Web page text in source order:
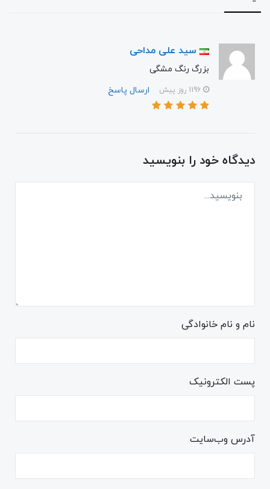
سید علی مداحی
بزرگ رنگ مشگی
ارسال پاسخ
دیدگاه خود را بنویسید
نام و نام خانوادگی
پست الکترونیک
آدرس وب‌سایت